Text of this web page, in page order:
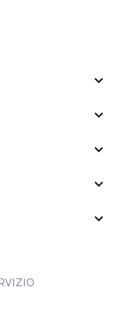
expand_more
expand_more
expand_more
expand_more
expand_more